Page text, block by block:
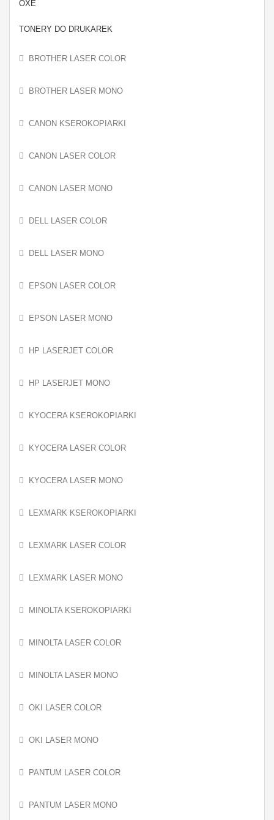
OXE
TONERY DO DRUKAREK
BROTHER LASER COLOR
BROTHER LASER MONO
CANON KSEROKOPIARKI
CANON LASER COLOR
CANON LASER MONO
DELL LASER COLOR
DELL LASER MONO
EPSON LASER COLOR
EPSON LASER MONO
HP LASERJET COLOR
HP LASERJET MONO
KYOCERA KSEROKOPIARKI
KYOCERA LASER COLOR
KYOCERA LASER MONO
LEXMARK KSEROKOPIARKI
LEXMARK LASER COLOR
LEXMARK LASER MONO
MINOLTA KSEROKOPIARKI
MINOLTA LASER COLOR
MINOLTA LASER MONO
OKI LASER COLOR
OKI LASER MONO
PANTUM LASER COLOR
PANTUM LASER MONO